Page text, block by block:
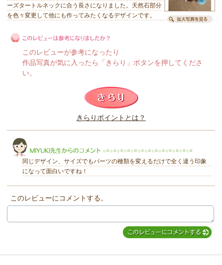
ーズタートルネックに合う長さになりました。天然石部分
を色々変更して他にも作ってみたくなるデザインです。
このレビューは参考になりましたか？
このレビューが参考になったり
作品写真が気に入ったら「きらり」ボタンを押してくださ
い。
きらりポイントとは？
同じデザイン、サイズでもパーツの種類を変えるだけで全く違う印象
になって面白いですね！
このレビューにコメントする。